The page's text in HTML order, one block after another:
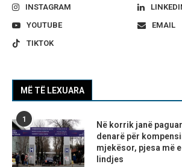
INSTAGRAM
YOUTUBE
EMAIL
TIKTOK
MË TË LEXUARA
1
Në korrik janë
denarë për
mjekësor, pjesa më
lindjes